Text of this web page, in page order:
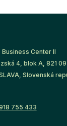
Center II
4, blok A, 821 09
Slovenská
755 433